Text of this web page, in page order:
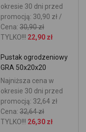
okresie 30 dni przed
promocją: 30,90 zł /
Cena: 30,90 zł
TYLKO!!! 22,90 zł
Pustak ogrodzeniowy
GRA 50x20x20
Najniższa cena w
okresie 30 dni przed
promocją: 32,64 zł
Cena: 32,64 zł
TYLKO!!! 26,30 zł